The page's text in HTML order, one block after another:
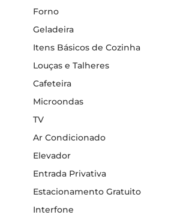
Forno
Geladeira
Itens Básicos de Cozinha
Louças e Talheres
Cafeteira
Microondas
TV
Ar Condicionado
Elevador
Entrada Privativa
Estacionamento Gratuito
Interfone